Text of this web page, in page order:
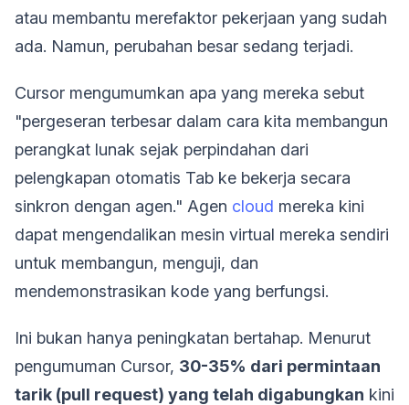
atau membantu merefaktor pekerjaan yang sudah
ada. Namun, perubahan besar sedang terjadi.
Cursor mengumumkan apa yang mereka sebut
"pergeseran terbesar dalam cara kita membangun
perangkat lunak sejak perpindahan dari
pelengkapan otomatis Tab ke bekerja secara
sinkron dengan agen." Agen cloud mereka kini
dapat mengendalikan mesin virtual mereka sendiri
untuk membangun, menguji, dan
mendemonstrasikan kode yang berfungsi.
Ini bukan hanya peningkatan bertahap. Menurut
pengumuman Cursor, 30-35% dari permintaan
tarik (pull request) yang telah digabungkan kini